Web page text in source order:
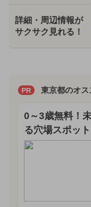
詳細・周辺情報が
サクサク見れる！
PR 東京都のオ
0～3歳無料！
る穴場スポット